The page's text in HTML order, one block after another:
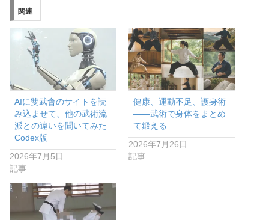
関連
AIに雙武會のサイトを読
み込ませて、他の武術流
派との違いを聞いてみた
Codex版
2026年7月5日
記事
健康、運動不足、護身術
——武術で身体をまとめ
て鍛える
2026年7月26日
記事